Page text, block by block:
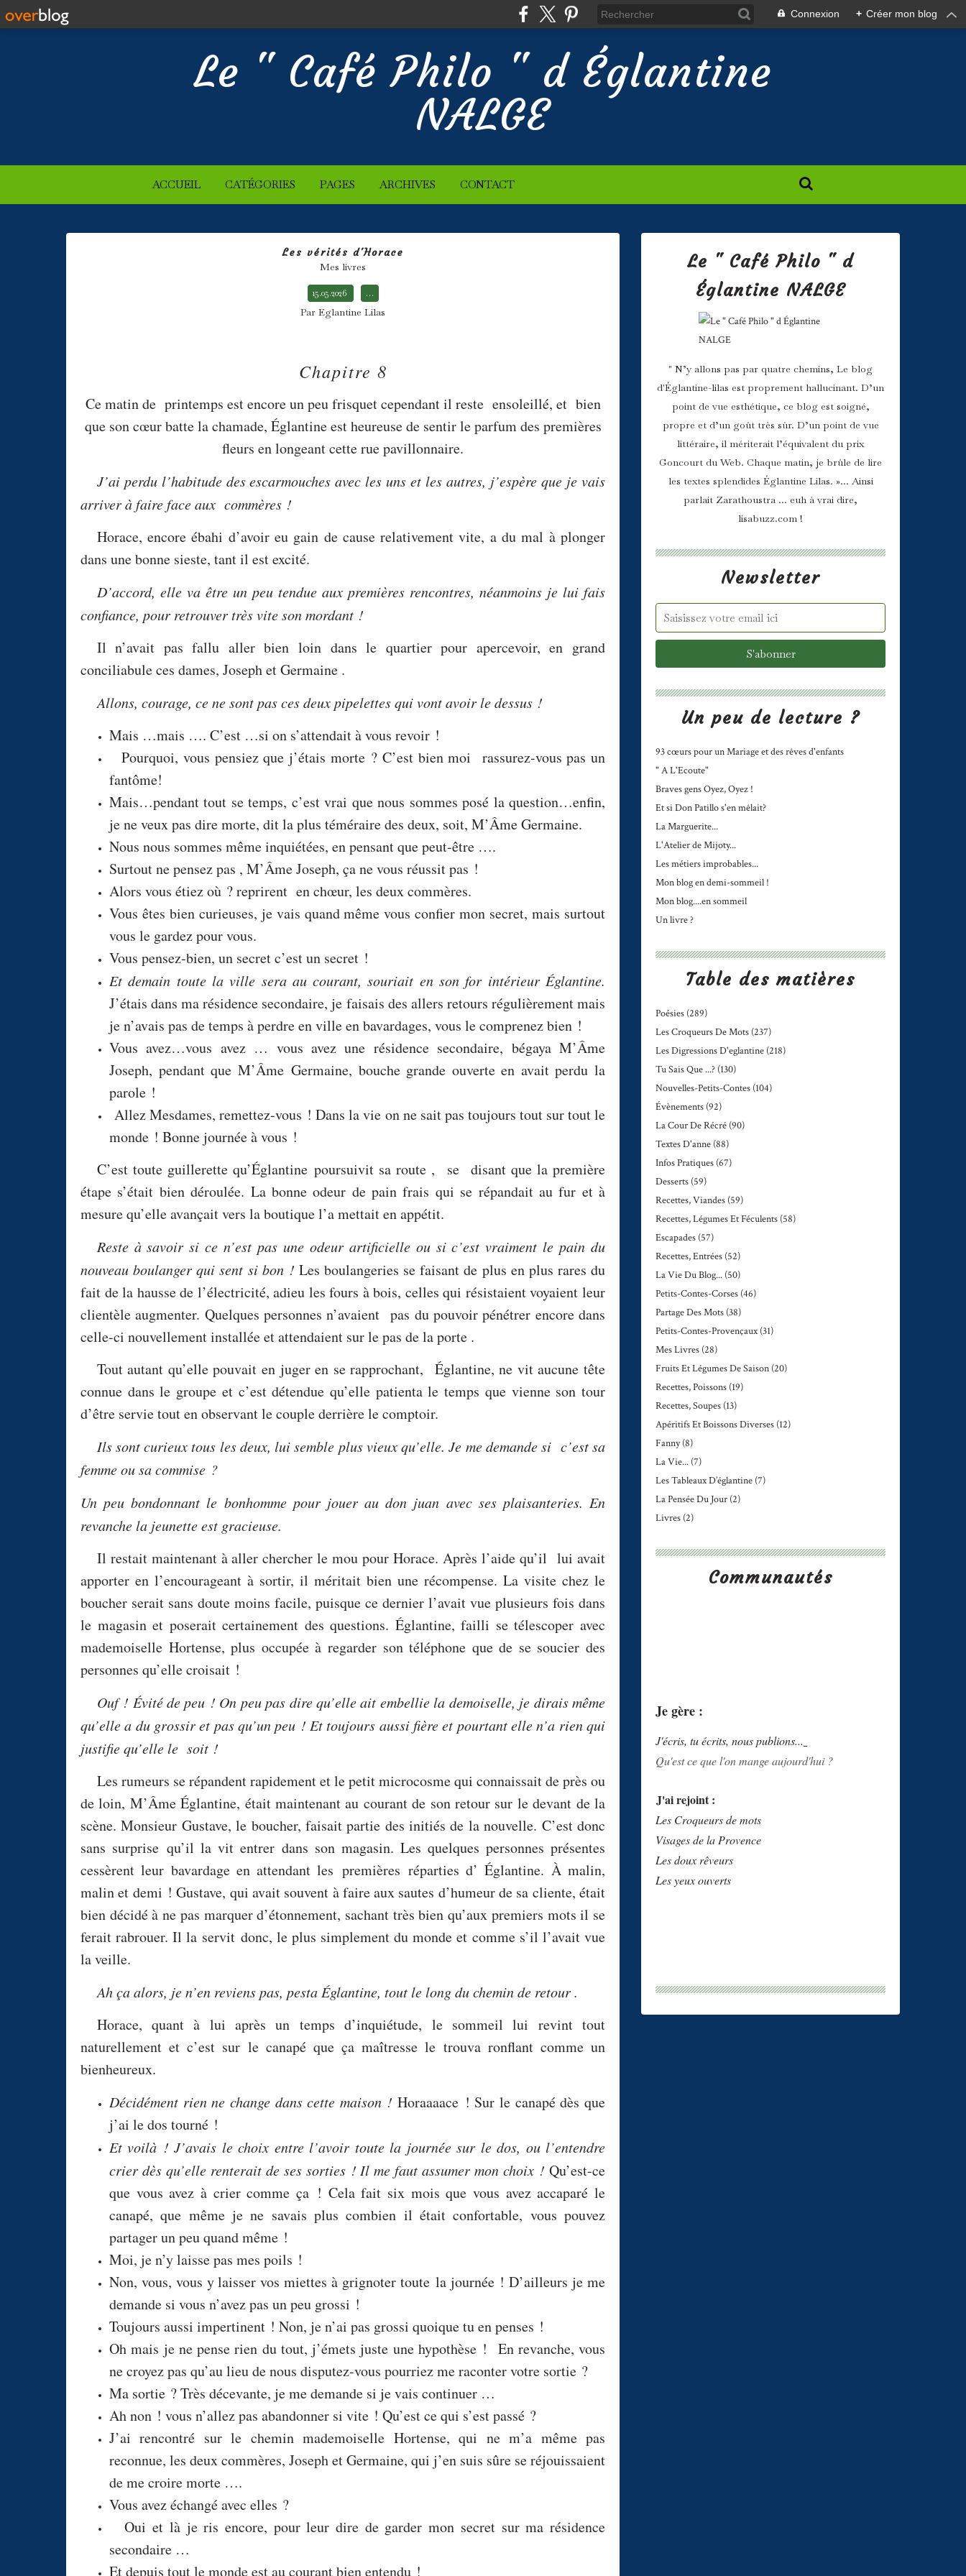
Connexion + Créer mon blog
Le " Café Philo " d Églantine
NALGE
ACCUEIL CATÉGORIES PAGES ARCHIVES CONTACT
Les vérités d'Horace
Mes livres
15.05.2026 …
Par Eglantine Lilas
Chapitre 8
Ce matin de printemps est encore un peu frisquet cependant il reste ensoleillé, et bien
que son cœur batte la chamade, Églantine est heureuse de sentir le parfum des premières
fleurs en longeant cette rue pavillonnaire.
J’ai perdu l’habitude des escarmouches avec les uns et les autres, j’espère que je vais
arriver à faire face aux commères !
Horace, encore ébahi d’avoir eu gain de cause relativement vite, a du mal à plonger
dans une bonne sieste, tant il est excité.
D’accord, elle va être un peu tendue aux premières rencontres, néanmoins je lui fais
confiance, pour retrouver très vite son mordant !
Il n’avait pas fallu aller bien loin dans le quartier pour apercevoir, en grand
conciliabule ces dames, Joseph et Germaine .
Allons, courage, ce ne sont pas ces deux pipelettes qui vont avoir le dessus !
Mais …mais …. C’est …si on s’attendait à vous revoir !
Pourquoi, vous pensiez que j’étais morte ? C’est bien moi rassurez-vous pas un
fantôme!
Mais…pendant tout se temps, c’est vrai que nous sommes posé la question…enfin,
je ne veux pas dire morte, dit la plus téméraire des deux, soit, M’Âme Germaine.
Nous nous sommes même inquiétées, en pensant que peut-être ….
Surtout ne pensez pas , M’Âme Joseph, ça ne vous réussit pas !
Alors vous étiez où ? reprirent en chœur, les deux commères.
Vous êtes bien curieuses, je vais quand même vous confier mon secret, mais surtout
vous le gardez pour vous.
Vous pensez-bien, un secret c’est un secret !
Et demain toute la ville sera au courant, souriait en son for intérieur Églantine.
J’étais dans ma résidence secondaire, je faisais des allers retours régulièrement mais
je n’avais pas de temps à perdre en ville en bavardages, vous le comprenez bien !
Vous avez…vous avez … vous avez une résidence secondaire, bégaya M’Âme
Joseph, pendant que M’ÂmeGermaine, bouche grande ouverte en avait perdu la
parole !
Allez Mesdames, remettez-vous ! Dans la vie on ne sait pas toujours tout sur tout le
monde ! Bonne journée à vous !
C’est toute guillerette qu’Églantine poursuivit sa route , se disant que la première
étape s’était bien déroulée. La bonne odeur de pain frais qui se répandait au fur et à
mesure qu’elle avançait vers la boutique l’a mettait en appétit.
Reste à savoir si ce n’est pas une odeur artificielle ou si c’est vraiment le pain du
nouveau boulanger qui sent si bon ! Les boulangeries se faisant de plus en plus rares du
fait de la hausse de l’électricité, adieu les fours à bois, celles qui résistaient voyaient leur
clientèle augmenter. Quelques personnes n’avaient pas du pouvoir pénétrer encore dans
celle-ci nouvellement installée et attendaient sur le pas de la porte .
Tout autant qu’elle pouvait en juger en se rapprochant, Églantine, ne vit aucune tête
connue dans le groupe et c’est détendue qu’elle patienta le temps que vienne son tour
d’être servie tout en observant le couple derrière le comptoir.
Ils sont curieux tous les deux, lui semble plus vieux qu’elle. Je me demande si c’est sa
femme ou sa commise ?
Un peu bondonnant le bonhomme pour jouer au don juan avec ses plaisanteries. En
revanche la jeunette est gracieuse.
Il restait maintenant à aller chercher le mou pour Horace. Après l’aide qu’il lui avait
apporter en l’encourageant à sortir, il méritait bien une récompense. La visite chez le
boucher serait sans doute moins facile, puisque ce dernier l’avait vue plusieurs fois dans
le magasin et poserait certainement des questions. Églantine, failli se télescoper avec
mademoiselle Hortense, plus occupée à regarder son téléphone que de se soucier des
personnes qu’elle croisait !
Ouf ! Évité de peu ! On peu pas dire qu’elle ait embellie la demoiselle, je dirais même
qu’elle a du grossir et pas qu’un peu ! Et toujours aussi fière et pourtant elle n’a rien qui
justifie qu’elle le soit !
Les rumeurs se répandent rapidement et le petit microcosme qui connaissait de près ou
de loin, M’Âme Églantine, était maintenant au courant de son retour sur le devant de la
scène. Monsieur Gustave, le boucher, faisait partie des initiés de la nouvelle. C’est donc
sans surprisequ’il la vit entrer dans son magasin. Les quelques personnes présentes
cessèrent leur bavardage en attendant les premières réparties d’ Églantine. À malin,
malin et demi ! Gustave, qui avait souvent à faire aux sautes d’humeur de sa cliente, était
bien décidé à ne pas marquer d’étonnement, sachant très bien qu’aux premiers mots il se
ferait rabrouer. Il la servit donc, le plus simplement du monde et comme s’il l’avait vue
la veille.
Ah ça alors, je n’en reviens pas, pesta Églantine, tout le long du chemin de retour .
Horace, quant à lui après un temps d’inquiétude, le sommeil lui revint tout
naturellement et c’est sur le canapé que ça maîtresse le trouva ronflant comme un
bienheureux.
Décidément rien ne change dans cette maison !Horaaaace ! Sur le canapé dès que
j’ai le dos tourné !
Et voilà ! J’avais le choix entre l’avoir toute la journée sur le dos, ou l’entendre
crier dès qu’elle renterait de ses sorties ! Il me faut assumer mon choix ! Qu’est-ce
que vous avez à crier comme ça ! Cela fait six mois que vous avez accaparé le
canapé, que même je ne savais plus combien il était confortable, vous pouvez
partager un peu quand même !
Moi, je n’y laisse pas mes poils !
Non, vous, vous y laisser vos miettes à grignoter toute la journée ! D’ailleurs je me
demande si vous n’avez pas un peu grossi !
Toujours aussi impertinent ! Non, je n’ai pas grossi quoique tu en penses !
Oh mais je ne pense rien du tout, j’émets juste une hypothèse ! En revanche, vous
ne croyez pas qu’au lieu de nous disputez-vous pourriez me raconter votre sortie ?
Ma sortie ? Très décevante, je me demande si je vais continuer …
Ah non ! vous n’allez pas abandonner si vite ! Qu’est ce qui s’est passé ?
J’ai rencontré sur le chemin mademoiselle Hortense, qui ne m’a même pas
reconnue, les deux commères, Joseph et Germaine, qui j’en suis sûre se réjouissaient
de me croire morte ….
Vous avez échangé avec elles ?
Oui et là je ris encore, pour leur dire de garder mon secret sur ma résidence
secondaire …
Et depuis tout le monde est au courant bien entendu !
Newsletter
Table des matières
Poésies (289)
Les Croqueurs De Mots (237)
Les Digressions D'eglantine (218)
Tu Sais Que ...? (130)
Nouvelles-Petits-Contes (104)
Évènements (92)
La Cour De Récré (90)
Textes D'anne (88)
Infos Pratiques (67)
Desserts (59)
Recettes, Viandes (59)
Recettes, Légumes Et Féculents (58)
Escapades (57)
Recettes, Entrées (52)
La Vie Du Blog... (50)
Petits-Contes-Corses (46)
Partage Des Mots (38)
Petits-Contes-Provençaux(31)
Mes Livres (28)
Fruits Et Légumes De Saison (20)
Recettes, Poissons (19)
Recettes, Soupes (13)
Apéritifs Et Boissons Diverses (12)
Fanny(8)
La Vie... (7)
Les Tableaux D’églantine (7)
La Pensée Du Jour (2)
Livres (2)
Un peu de lecture ?
93 cœurs pour un Mariage et des rêves d'enfants
" A L'Ecoute"
Braves gens Oyez, Oyez !
Et si Don Patillo s'en mêlait?
La Marguerite...
L'Atelier de Mijoty...
Les métiers improbables...
Mon blog en demi-sommeil !
Mon blog....en sommeil
Un livre ?
Le " Café Philo " d
Églantine NALGE
" N’y allons pas par quatre chemins, Le blog
d'Églantine-lilas est proprement hallucinant. D’un
point de vue esthétique, ce blog est soigné,
propre et d’un goût très sûr. D’un point de vue
littéraire, il mériterait l’équivalent du prix
Goncourt du Web. Chaque matin, je brûle de lire
les textes splendides Églantine Lilas. »... Ainsi
parlait Zarathoustra ... euh à vrai dire,
lisabuzz.com !
Communautés
Je gère :
J'écris, tu écrits, nous publions...
Qu'est ce que l'on mange aujourd'hui ?
J'ai rejoint :
Les Croqueurs de mots
Visages de la Provence
Les doux rêveurs
Les yeux ouverts